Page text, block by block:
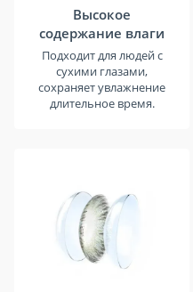
Высокое
содержание влаги
Подходит для людей с
сухими глазами,
сохраняет увлажнение
длительное время.